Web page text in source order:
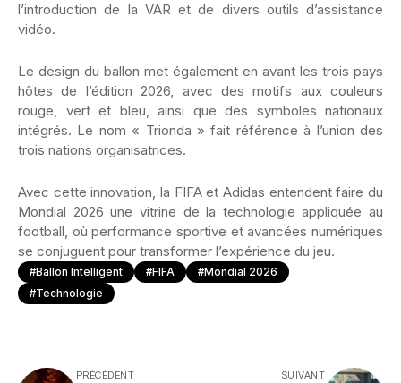
l’introduction de la VAR et de divers outils d’assistance
vidéo.
Le design du ballon met également en avant les trois pays
hôtes de l’édition 2026, avec des motifs aux couleurs
rouge, vert et bleu, ainsi que des symboles nationaux
intégrés. Le nom « Trionda » fait référence à l’union des
trois nations organisatrices.
Avec cette innovation, la FIFA et Adidas entendent faire du
Mondial 2026 une vitrine de la technologie appliquée au
football, où performance sportive et avancées numériques
se conjuguent pour transformer l’expérience du jeu.
#ballon Intelligent #FIFA
#Mondial 2026
#Technologie
PRÉCÉDENT SUIVANT